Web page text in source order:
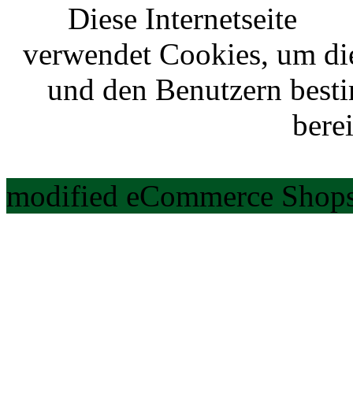
Diese Internetseite
verwendet Cookies, um
und den Benutzern
modified eCommerce